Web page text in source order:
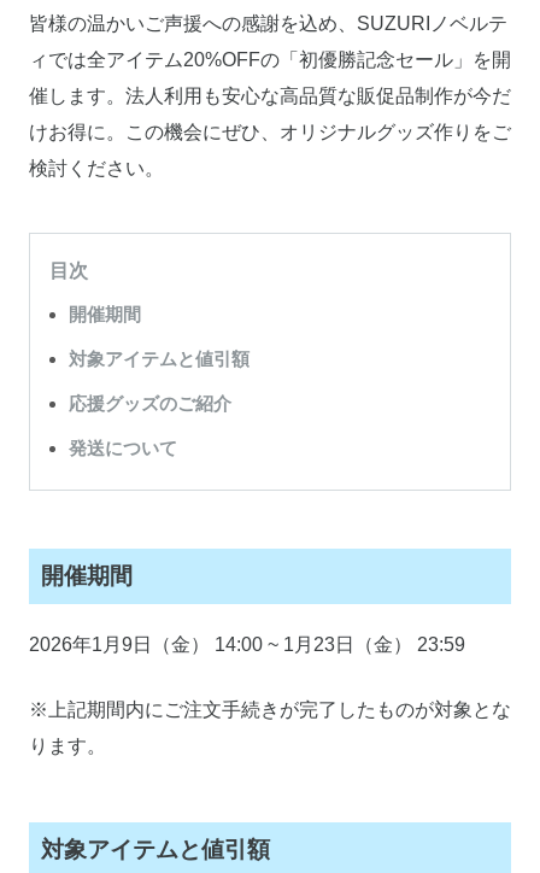
皆様の温かいご声援への感謝を込め、SUZURIノベルテ
ィでは全アイテム20%OFFの「初優勝記念セール」を開
催します。法人利用も安心な高品質な販促品制作が今だ
けお得に。この機会にぜひ、オリジナルグッズ作りをご
検討ください。
目次
開催期間
対象アイテムと値引額
応援グッズのご紹介
発送について
開催期間
2026年1月9日（金） 14:00 ~ 1月23日（金） 23:59
※上記期間内にご注文手続きが完了したものが対象とな
ります。
対象アイテムと値引額